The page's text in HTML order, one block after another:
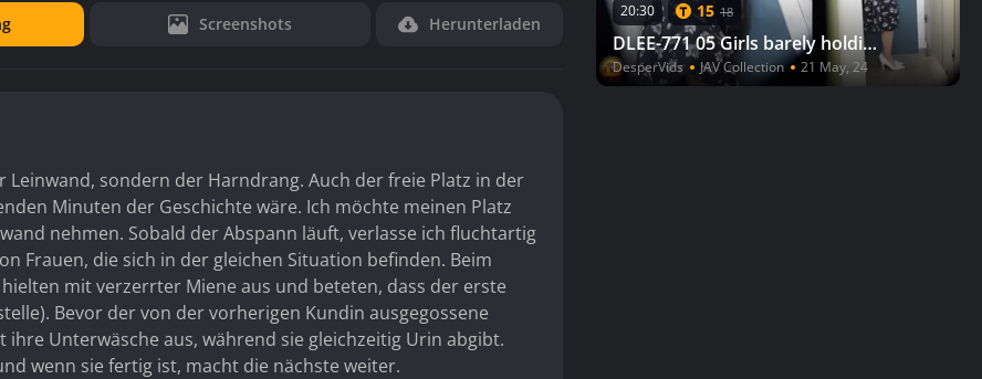
Screenshots Herunterladen
sondern der Harndrang. Auch der freie Platz in der
Minuten der Geschichte wäre. Ich möchte meinen Platz
nehmen. Sobald der Abspann läuft, verlasse ich fluchtartig
Frauen, die sich in der gleichen Situation befinden. Beim
mit verzerrter Miene aus und beteten, dass der erste
Bevor der von der vorherigen Kundin ausgegossene
Unterwäsche aus, während sie gleichzeitig Urin abgibt.
wenn sie fertig ist, macht die nächste weiter.
20:30 15 18
DLEE-771 05 Girls barely holding their pee while waiting by the toilet door. VOL. 5
DesperVids JAV Collection 21 May, 24